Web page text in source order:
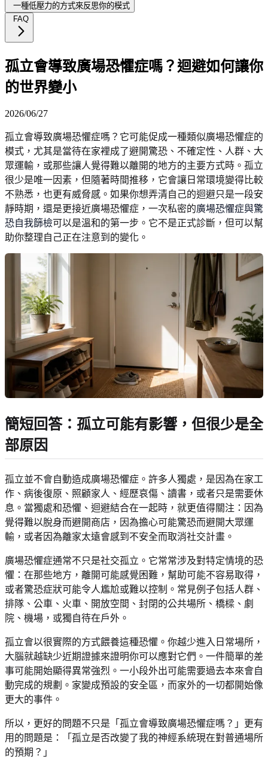
一種低壓力的方式來反思你的模式
FAQ
孤立會導致廣場恐懼症嗎？迴避如何讓你
的世界變小
2026/06/27
孤立會導致廣場恐懼症嗎？它可能促成一種類似廣場恐懼症的
模式，尤其是當待在家裡成了避開驚恐、不確定性、人群、大
眾運輸，或那些讓人覺得難以離開的地方的主要方式時。孤立
很少是唯一因素，但隨著時間推移，它會讓日常環境變得比較
不熟悉，也更有威脅感。如果你想弄清自己的迴避只是一段安
靜時期，還是更接近廣場恐懼症，一次私密的廣場恐懼症與驚
恐自我篩檢可以是溫和的第一步。它不是正式診斷，但可以幫
助你整理自己正在注意到的變化。
簡短回答：孤立可能有影響，但很少是全
部原因
孤立並不會自動造成廣場恐懼症。許多人獨處，是因為在家工
作、病後復原、照顧家人、經歷哀傷、讀書，或者只是需要休
息。當獨處和恐懼、迴避結合在一起時，就更值得關注：因為
覺得難以脫身而避開商店，因為擔心可能驚恐而避開大眾運
輸，或者因為離家太遠會感到不安全而取消社交計畫。
廣場恐懼症通常不只是社交孤立。它常常涉及對特定情境的恐
懼：在那些地方，離開可能感覺困難，幫助可能不容易取得，
或者驚恐症狀可能令人尷尬或難以控制。常見例子包括人群、
排隊、公車、火車、開放空間、封閉的公共場所、橋樑、劇
院、機場，或獨自待在戶外。
孤立會以很實際的方式餵養這種恐懼。你越少進入日常場所，
大腦就越缺少近期證據來證明你可以應對它們。一件簡單的差
事可能開始顯得異常強烈。一小段外出可能需要過去本來會自
動完成的規劃。家變成預設的安全區，而家外的一切都開始像
更大的事件。
所以，更好的問題不只是「孤立會導致廣場恐懼症嗎？」更有
用的問題是：「孤立是否改變了我的神經系統現在對普通場所
的預期？」